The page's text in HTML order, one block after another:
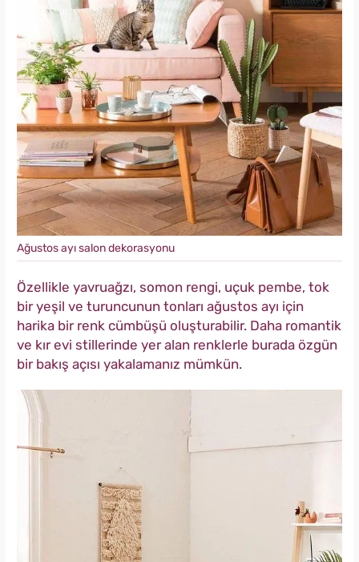
Ağustos ayı salon dekorasyonu
Özellikle yavruağzı, somon rengi, uçuk pembe, tok
bir yeşil ve turuncunun tonları ağustos ayı için
harika bir renk cümbüşü oluşturabilir. Daha romantik
ve kır evi stillerinde yer alan renklerle burada özgün
bir bakış açısı yakalamanız mümkün.